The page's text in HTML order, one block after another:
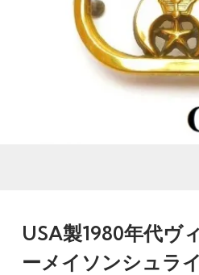
USA製1980年代ヴ
ーメイソンシュラ